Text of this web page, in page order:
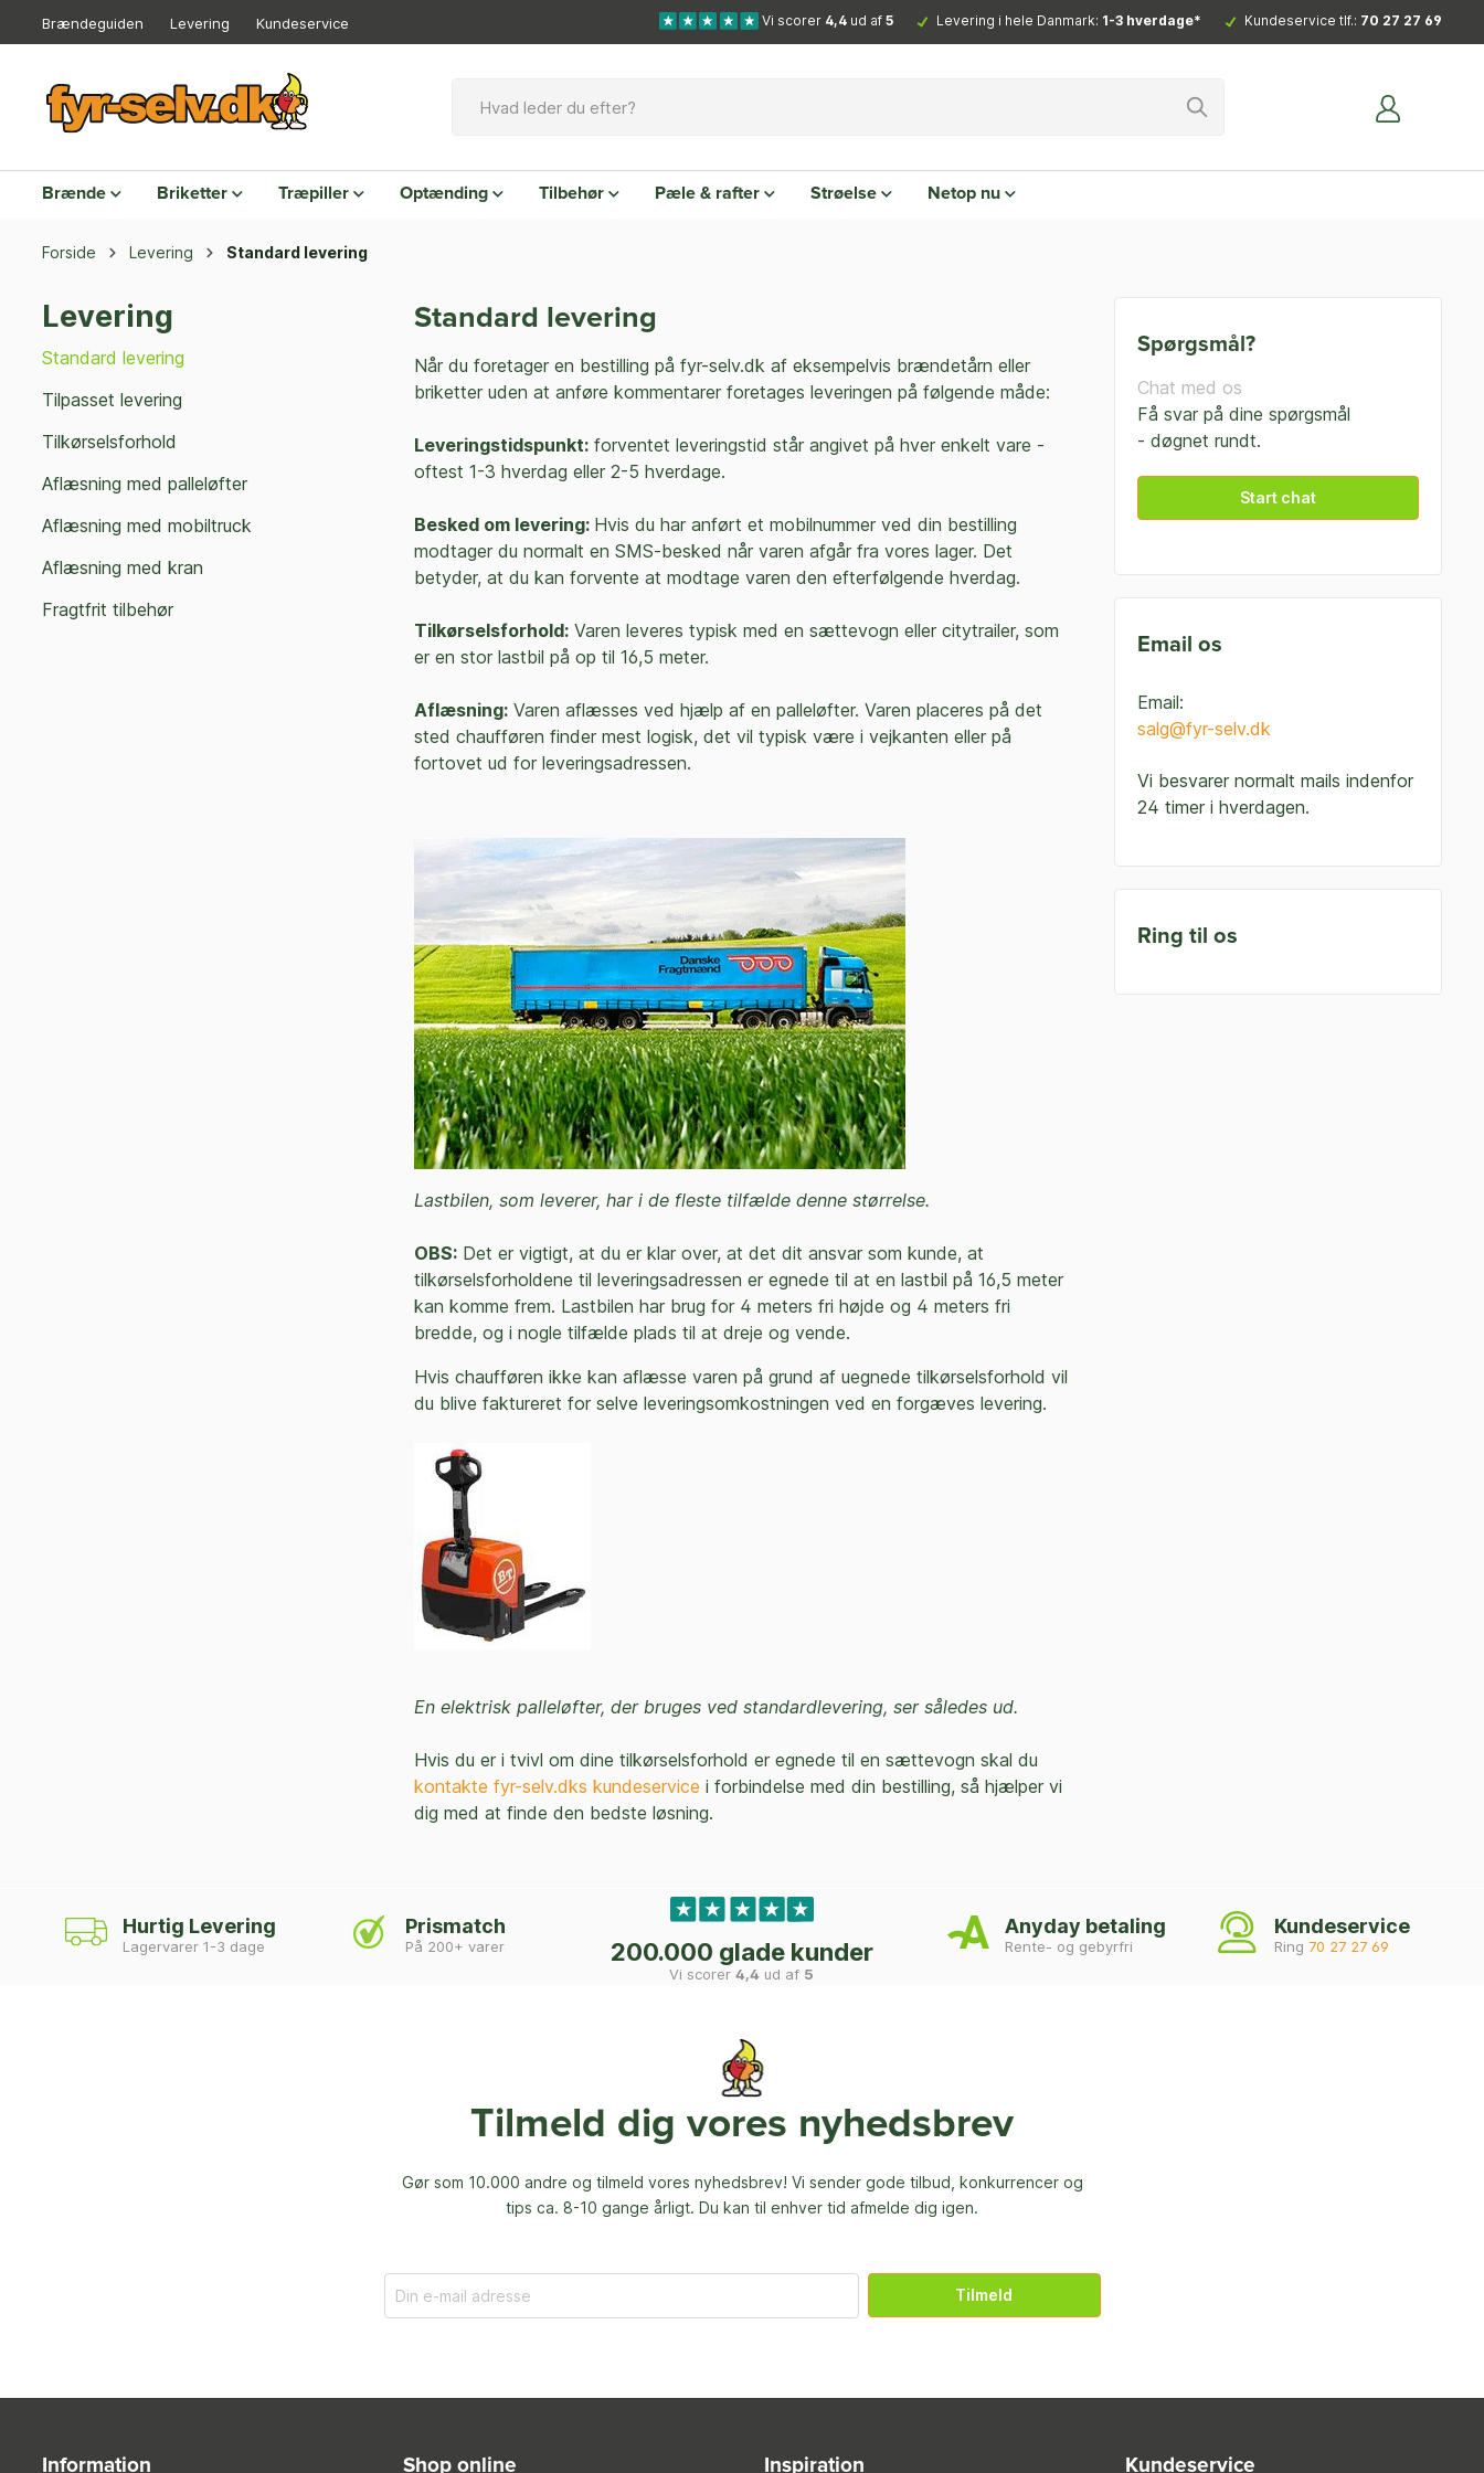
Brændeguiden Levering Kundeservice Vi scorer 4,4 ud af 5 Levering i hele Danmark: 1-3 hverdage* Kundeservice tlf.: 70 27 27 69
Brænde Briketter Træpiller Optænding Tilbehør Pæle & rafter Strøelse Netop nu
Forside Levering Standard levering
Levering
Standard levering
Tilpasset levering
Tilkørselsforhold
Aflæsning med palleløfter
Aflæsning med mobiltruck
Aflæsning med kran
Fragtfrit tilbehør
Standard levering
Når du foretager en bestilling på fyr-selv.dk af eksempelvis brændetårn eller
briketter uden at anføre kommentarer foretages leveringen på følgende måde:
Leveringstidspunkt: forventet leveringstid står angivet på hver enkelt vare -
oftest 1-3 hverdag eller 2-5 hverdage.
Besked om levering: Hvis du har anført et mobilnummer ved din bestilling
modtager du normalt en SMS-besked når varen afgår fra vores lager. Det
betyder, at du kan forvente at modtage varen den efterfølgende hverdag.
Tilkørselsforhold: Varen leveres typisk med en sættevogn eller citytrailer, som
er en stor lastbil på op til 16,5 meter.
Aflæsning: Varen aflæsses ved hjælp af en palleløfter. Varen placeres på det
sted chaufføren finder mest logisk, det vil typisk være i vejkanten eller på
fortovet ud for leveringsadressen.
Lastbilen, som leverer, har i de fleste tilfælde denne størrelse.
OBS: Det er vigtigt, at du er klar over, at det dit ansvar som kunde, at
tilkørselsforholdene til leveringsadressen er egnede til at en lastbil på 16,5 meter
kan komme frem. Lastbilen har brug for 4 meters fri højde og 4 meters fri
bredde, og i nogle tilfælde plads til at dreje og vende.
Hvis chaufføren ikke kan aflæsse varen på grund af uegnede tilkørselsforhold vil
du blive faktureret for selve leveringsomkostningen ved en forgæves levering.
En elektrisk palleløfter, der bruges ved standardlevering, ser således ud.
Hvis du er i tvivl om dine tilkørselsforhold er egnede til en sættevogn skal du
kontakte fyr-selv.dks kundeservice i forbindelse med din bestilling, så hjælper vi
dig med at finde den bedste løsning.
Spørgsmål?
Chat med os
Få svar på dine spørgsmål
- døgnet rundt.
Start chat
Email os
Email:
salg@fyr-selv.dk
Vi besvarer normalt mails indenfor
24 timer i hverdagen.
Ring til os
Hurtig Levering
Lagervarer 1-3 dage
Prismatch
På 200+ varer 200.000 glade kunder
Vi scorer4,4 ud af 5
Anyday betaling
Rente- og gebyrfri
Kundeservice
Ring 70 27 27 69
Tilmeld dig vores nyhedsbrev
Gør som 10.000 andre og tilmeld vores nyhedsbrev! Vi sender gode tilbud, konkurrencer og
tips ca. 8-10 gange årligt. Du kan til enhver tid afmelde dig igen.
Tilmeld
Information Shop online Inspiration Kundeservice